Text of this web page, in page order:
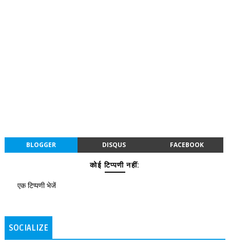
BLOGGER DISQUS FACEBOOK
कोई टिप्पणी नहीं:
एक टिप्पणी भेजें
SOCIALIZE